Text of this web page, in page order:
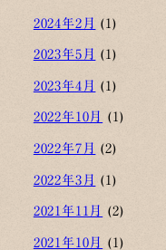
2024年2月 (1)
2023年5月 (1)
2023年4月 (1)
2022年10月 (1)
2022年7月 (2)
2022年3月 (1)
2021年11月 (2)
2021年10月 (1)